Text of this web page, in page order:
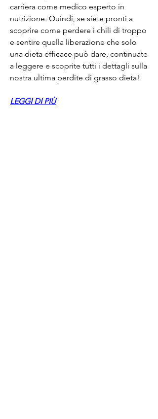
carriera come medico esperto in
nutrizione. Quindi, se siete pronti a
scoprire come perdere i chili di troppo
e sentire quella liberazione che solo
una dieta efficace può dare, continuate
a leggere e scoprite tutti i dettagli sulla
nostra ultima perdite di grasso dieta!
LEGGI DI PIÙ